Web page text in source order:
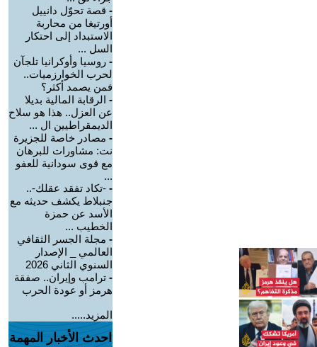
- قصة تحوّل دانييل
أورتيغا من محاربة
الاستبداد إلى احتكار
السل ...
- روسيا وأوكرانيا تلجآن
لحرب الخوارزميات..
فمن يصمد أكثر؟
- الرقابة المالية بديلا
عن العزل.. هذا هو سلاح
الديمقراطيين ال ...
- مصادر خاصة للجزيرة
نت: مشاورات للبرهان
مع قوى سودانية للعفو
...
- -تكاد تفقد عقلك-..
جنبلاط يكشف حديثه مع
الأسد عن حمزة
الخطيب ...
- مجلة الجسر الثقافي
العالمي _ الإصدار
السنوي الثاني 2026
- ترامب وإيران.. صفقة
هرمز أو عودة الحرب
المزيد.....
احدث الأخبار المهمة